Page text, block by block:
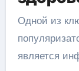
Одной из
является